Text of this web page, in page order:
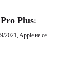
Plus:
2021, Apple не се